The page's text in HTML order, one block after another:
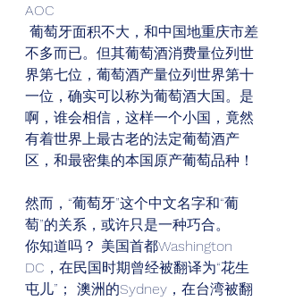
AOC
不多而已。但其葡萄酒消费量位列世
界第七位，葡萄酒产量位列世界第十
一位，确实可以称为葡萄酒大国。是
啊，谁会相信，这样一个小国，竟然
有着世界上最古老的法定葡萄酒产
区，和最密集的本国原产葡萄品种！
然而，“葡萄牙”这个中文名字和“葡
萄”的关系，或许只是一种巧合。
你知道吗？ 美国首都Washington
DC，在民国时期曾经被翻译为“花生
屯儿”； 澳洲的Sydney，在台湾被翻